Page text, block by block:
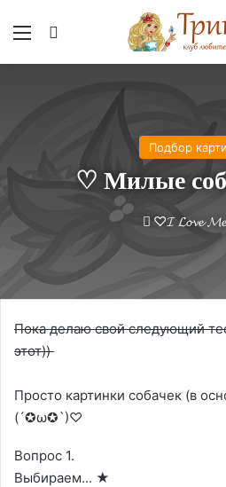
Меню
Подбор
♡ Милые
♡𝓘 𝓛𝓸𝓿𝓮
Пока делаю свой следующий
этот))
Просто картинки собачек (в
(´✪ω✪`)♡
Вопрос 1.
Выбираем... ★